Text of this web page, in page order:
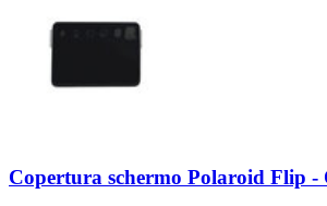
Copertura schermo Polaroid Flip -